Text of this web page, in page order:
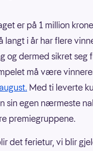
er på 1 million
langt i år har flere
og dermed sikret seg
må være
Med ti leverte
sin egen nærmeste
premiegruppene.
det ferietur, vi blir